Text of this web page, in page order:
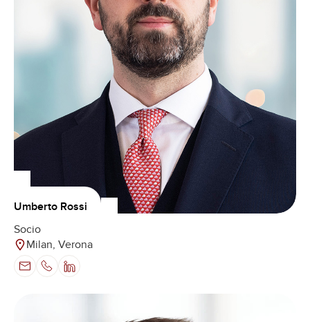
Umberto Rossi
Socio
Milan, Verona